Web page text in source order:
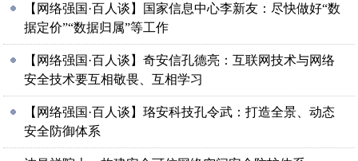
【网络强国·百人谈】国家信息中心李新友：尽快做好“数
据定价”“数据归属”等工作
【网络强国·百人谈】奇安信孔德亮：互联网技术与网络
安全技术要互相敬畏、互相学习
【网络强国·百人谈】珞安科技孔令武：打造全景、动态
安全防御体系